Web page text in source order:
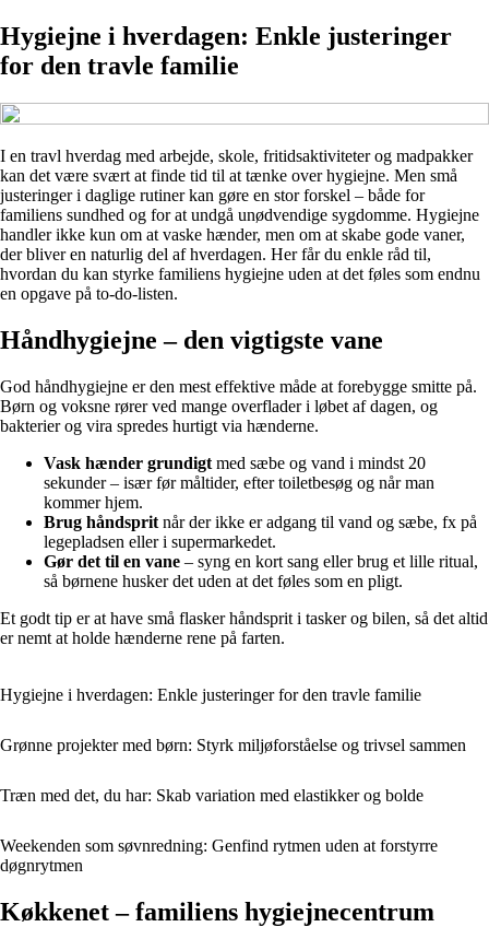
Hygiejne i hverdagen: Enkle justeringer
for den travle familie
I en travl hverdag med arbejde, skole, fritidsaktiviteter og madpakker
kan det være svært at finde tid til at tænke over hygiejne. Men små
justeringer i daglige rutiner kan gøre en stor forskel – både for
familiens sundhed og for at undgå unødvendige sygdomme. Hygiejne
handler ikke kun om at vaske hænder, men om at skabe gode vaner,
der bliver en naturlig del af hverdagen. Her får du enkle råd til,
hvordan du kan styrke familiens hygiejne uden at det føles som endnu
en opgave på to-do-listen.
Håndhygiejne – den vigtigste vane
God håndhygiejne er den mest effektive måde at forebygge smitte på.
Børn og voksne rører ved mange overflader i løbet af dagen, og
bakterier og vira spredes hurtigt via hænderne.
Vask hænder grundigt med sæbe og vand i mindst 20
sekunder – især før måltider, efter toiletbesøg og når man
kommer hjem.
Brug håndsprit når der ikke er adgang til vand og sæbe, fx på
legepladsen eller i supermarkedet.
Gør det til en vane – syng en kort sang eller brug et lille ritual,
så børnene husker det uden at det føles som en pligt.
Et godt tip er at have små flasker håndsprit i tasker og bilen, så det altid
er nemt at holde hænderne rene på farten.
Hygiejne i hverdagen: Enkle justeringer for den travle familie
Grønne projekter med børn: Styrk miljøforståelse og trivsel sammen
Træn med det, du har: Skab variation med elastikker og bolde
Weekenden som søvnredning: Genfind rytmen uden at forstyrre
døgnrytmen
Køkkenet – familiens hygiejnecentrum